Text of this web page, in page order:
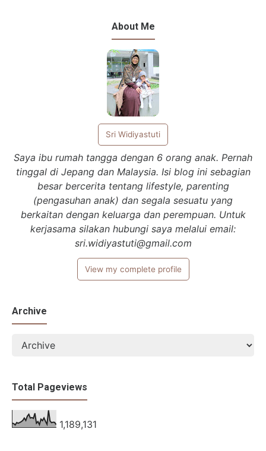
About Me
Sri Widiyastuti
Saya ibu rumah tangga dengan 6 orang anak. Pernah
tinggal di Jepang dan Malaysia. Isi blog ini sebagian
besar bercerita tentang lifestyle, parenting
(pengasuhan anak) dan segala sesuatu yang
berkaitan dengan keluarga dan perempuan. Untuk
kerjasama silakan hubungi saya melalui email:
sri.widiyastuti@gmail.com
View my complete profile
Archive
Total Pageviews
1,189,131